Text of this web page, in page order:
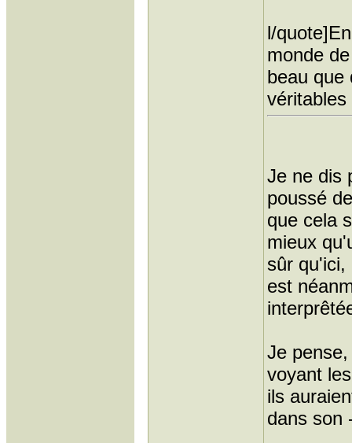
l/
monde
beau que
Je ne dis
poussé
que cela
mieux
sûr qu'ici,
est
Je
voyant
ils
dans son